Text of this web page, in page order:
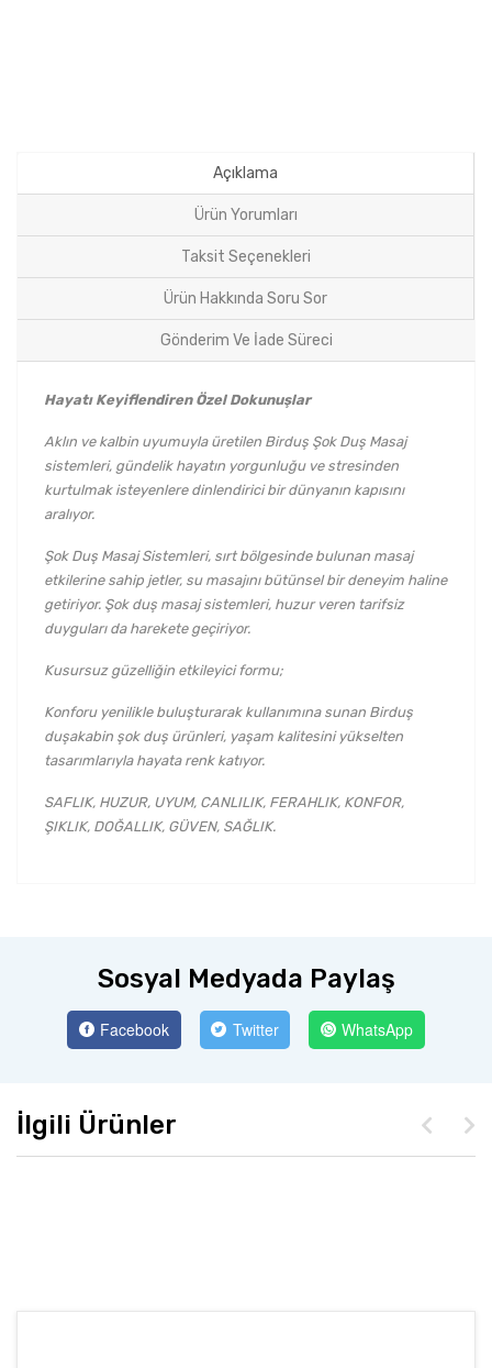
Açıklama
Ürün Yorumları
Taksit Seçenekleri
Ürün Hakkında Soru Sor
Gönderim Ve İade Süreci
Hayatı Keyiflendiren Özel Dokunuşlar
Aklın ve kalbin uyumuyla üretilen Birduş Şok Duş Masaj
sistemleri, gündelik hayatın yorgunluğu ve stresinden
kurtulmak isteyenlere dinlendirici bir dünyanın kapısını
aralıyor.
Şok Duş Masaj Sistemleri, sırt bölgesinde bulunan masaj
etkilerine sahip jetler, su masajını bütünsel bir deneyim haline
getiriyor. Şok duş masaj sistemleri, huzur veren tarifsiz
duyguları da harekete geçiriyor.
Kusursuz güzelliğin etkileyici formu;
Konforu yenilikle buluşturarak kullanımına sunan Birduş
duşakabin şok duş ürünleri, yaşam kalitesini yükselten
tasarımlarıyla hayata renk katıyor.
SAFLIK, HUZUR, UYUM, CANLILIK, FERAHLIK, KONFOR,
ŞIKLIK, DOĞALLIK, GÜVEN, SAĞLIK.
Sosyal Medyada Paylaş
Facebook Twitter WhatsApp
İlgili Ürünler